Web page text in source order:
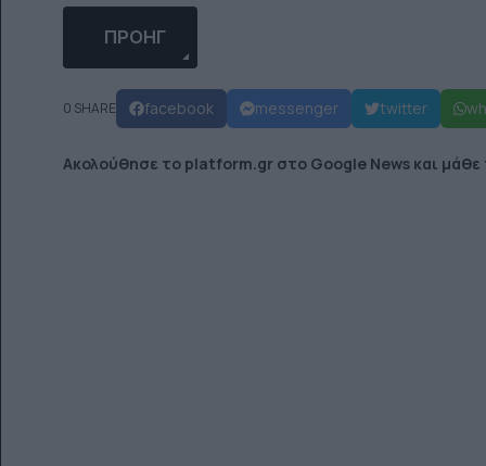
ΠΡΟΗΓΟΎΜΕΝΟ ΆΡΘΡΟ: BAF CREW: ZOSXA
ΠΡΟΗΓ
0 SHARE facebook messenger twitter
Ακολούθησε το platform.gr στο Google News και